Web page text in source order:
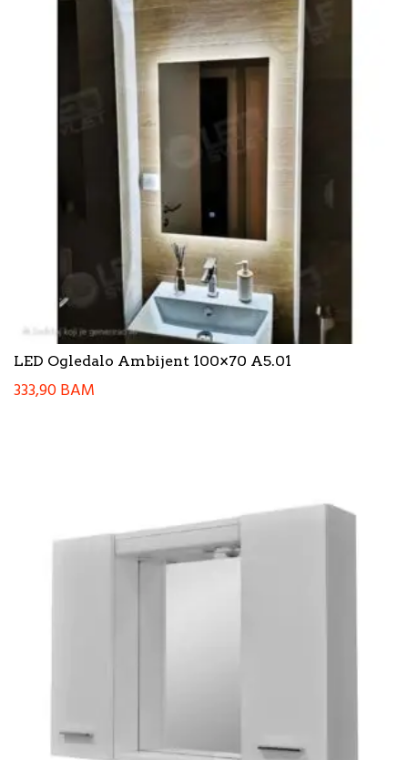
LED Ogledalo Ambijent 100×70 A5.01
333,90BAM